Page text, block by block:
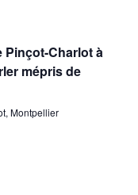
Pinçot-Charlot à
mépris de
Montpellier